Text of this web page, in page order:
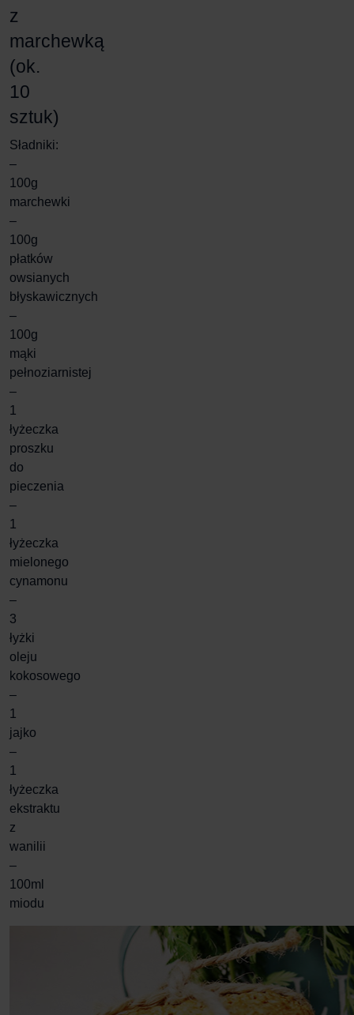
z
marchewką
(ok.
10
sztuk)
Sładniki:
–
100g
marchewki
–
100g
płatków
owsianych
błyskawicznych
–
100g
mąki
pełnoziarnistej
–
1
łyżeczka
proszku
do
pieczenia
–
1
łyżeczka
mielonego
cynamonu
–
3
łyżki
oleju
kokosowego
–
1
jajko
–
1
łyżeczka
ekstraktu
z
wanilii
–
100ml
miodu